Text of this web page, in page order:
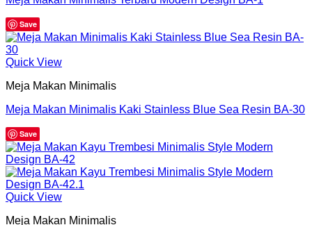
Save
Quick View
Meja Makan Minimalis
Meja Makan Minimalis Kaki Stainless Blue Sea Resin BA-30
Save
Quick View
Meja Makan Minimalis